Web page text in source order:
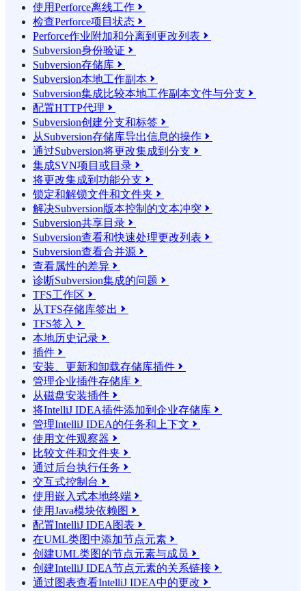
使用Perforce离线工作 
检查Perforce项目状态 
Perforce作业附加和分离到更改列表 
Subversion身份验证 
Subversion存储库 
Subversion本地工作副本 
Subversion集成比较本地工作副本文件与分支 
配置HTTP代理 
Subversion创建分支和标签 
从Subversion存储库导出信息的操作 
通过Subversion将更改集成到分支 
集成SVN项目或目录 
将更改集成到功能分支 
锁定和解锁文件和文件夹 
解决Subversion版本控制的文本冲突 
Subversion共享目录 
Subversion查看和快速处理更改列表 
Subversion查看合并源 
查看属性的差异 
诊断Subversion集成的问题 
TFS工作区 
从TFS存储库签出 
TFS签入 
本地历史记录 
插件 
安装、更新和卸载存储库插件 
管理企业插件存储库 
从磁盘安装插件 
将IntelliJ IDEA插件添加到企业存储库 
管理IntelliJ IDEA的任务和上下文 
使用文件观察器 
比较文件和文件夹 
通过后台执行任务 
交互式控制台 
使用嵌入式本地终端 
使用Java模块依赖图 
配置IntelliJ IDEA图表 
在UML类图中添加节点元素 
创建UML类图的节点元素与成员 
创建IntelliJ IDEA节点元素的关系链接 
通过图表查看IntelliJ IDEA中的更改 